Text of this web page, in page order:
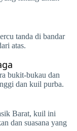
tanda di bandar
atas.
bukit-bukau dan
dan kuil purba.
Barat, kuil ini
dan suasana yang